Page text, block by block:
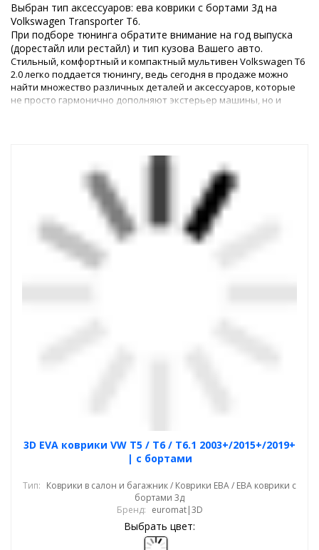
Выбран тип аксессуаров: ева коврики с бортами 3д на
Volkswagen Transporter T6.
При подборе тюнинга обратите внимание на год выпуска
(дорестайл или рестайл) и тип кузова Вашего авто.
Стильный, комфортный и компактный мультивен Volkswagen T6
2.0 легко поддается тюнингу, ведь сегодня в продаже можно
найти множество различных деталей и аксессуаров, которые
не просто гармонично дополняют экстерьер машины, но и
3D EVA коврики VW T5 / T6 / T6.1 2003+/2015+/2019+
| с бортами
Тип: Коврики в салон и багажник / Коврики ЕВА / ЕВА коврики с
бортами 3д
Бренд: euromat|3D
Выбрать цвет: